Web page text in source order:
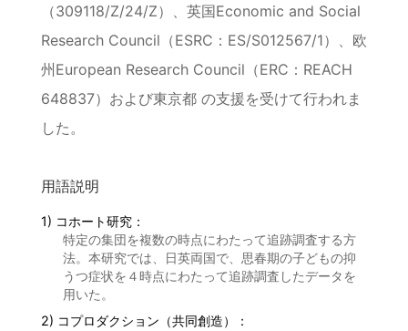
（309118/Z/24/Z）、英国Economic and Social
Research Council（ESRC：ES/S012567/1）、欧
州European Research Council（ERC：REACH
648837）および東京都 の支援を受けて行われま
した。
用語説明
1) コホート研究：
特定の集団を複数の時点にわたって追跡調査する方
法。本研究では、日英両国で、思春期の子どもの抑
うつ症状を４時点にわたって追跡調査したデータを
用いた。
2) コプロダクション（共同創造）：